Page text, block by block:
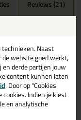
Reviews (21)
in
Deze sanitairkit
C82 is te gebruiken
en veelzijdige kit
je een bijpassende
Bestel de
vandaag nog! Op
in huis.
Naast
website goed werkt,
derde partijen jouw
content kunnen laten
. Door op "Cookies
Indien je kiest
en analytische